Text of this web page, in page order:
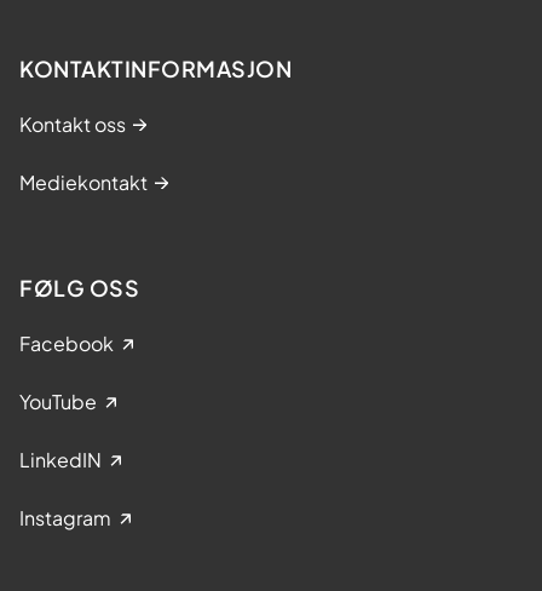
KONTAKTINFORMASJON
Kontakt oss
Mediekontakt
FØLG OSS
Facebook
YouTube
LinkedIN
Instagram